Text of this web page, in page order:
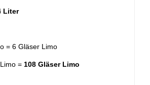
Liter
= 6 Gläser Limo
= 108 Gläser Limo